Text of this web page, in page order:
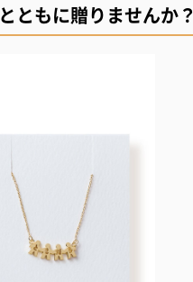
ともに贈りませんか？